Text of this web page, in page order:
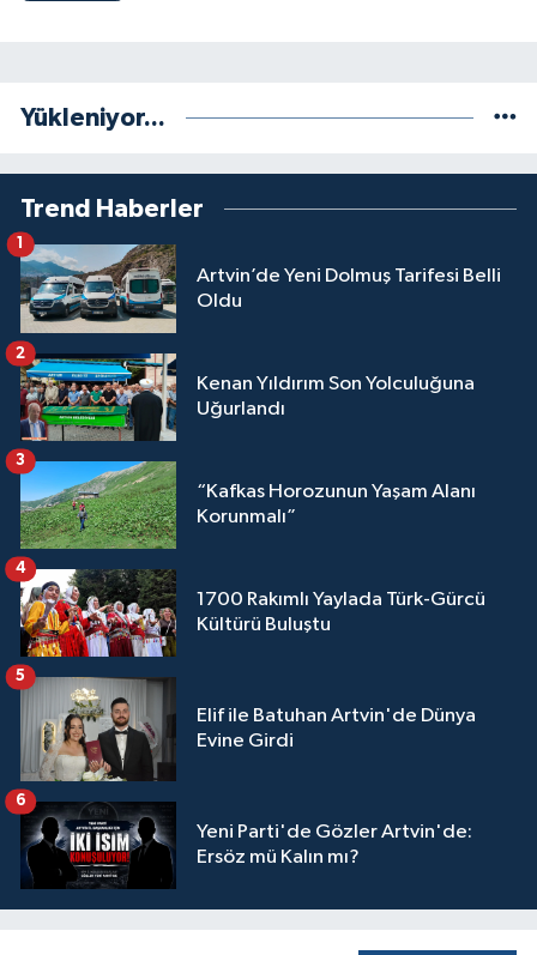
Yükleniyor...
Trend Haberler
Artvin’de Yeni Dolmuş Tarifesi Belli
Oldu
Kenan Yıldırım Son Yolculuğuna
Uğurlandı
2
“Kafkas Horozunun Yaşam Alanı
Korunmalı”
3
1700 Rakımlı Yaylada Türk-Gürcü
Kültürü Buluştu
4
Elif ile Batuhan Artvin'de Dünya
Evine Girdi
5
Yeni Parti'de Gözler Artvin'de:
Ersöz mü Kalın mı?
6